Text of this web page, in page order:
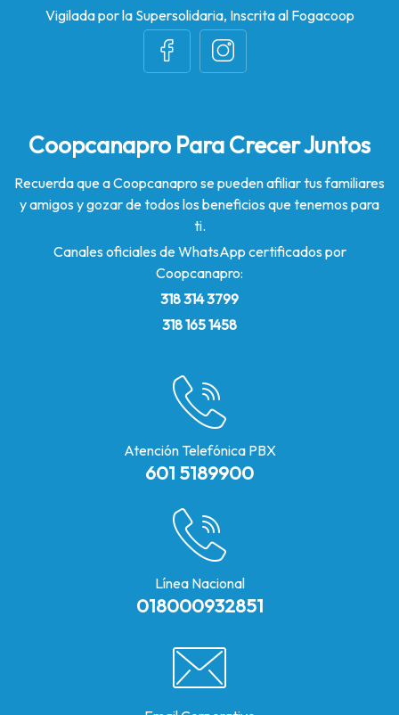
Vigilada por la Supersolidaria, Inscrita al Fogacoop
Coopcanapro Para Crecer Juntos
Recuerda que a Coopcanapro se pueden afiliar tus familiares
y amigos y gozar de todos los beneficios que tenemos para
ti.
Canales oficiales de WhatsApp certificados por
Coopcanapro:
318 314 3799
318 165 1458
Atención Telefónica PBX
601 5189900
Línea Nacional
018000932851